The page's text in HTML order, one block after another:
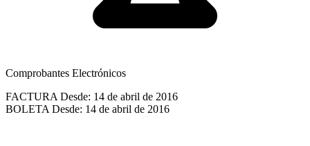
Comprobantes Electrónicos
FACTURA Desde: 14 de abril de 2016
BOLETA Desde: 14 de abril de 2016